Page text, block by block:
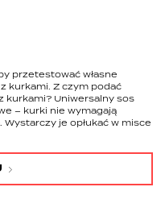
przetestować własne
kurkami. Z czym podać
kurkami? Uniwersalny sos
– kurki nie wymagają
je opłukać w misce